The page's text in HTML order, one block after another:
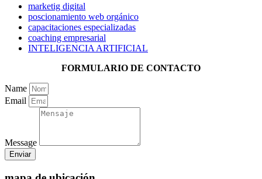
marketig digital
poscionamiento web orgánico
capacitaciones especializadas
coaching empresarial
INTELIGENCIA ARTIFICIAL
FORMULARIO DE CONTACTO
Name
Email
Message
Enviar